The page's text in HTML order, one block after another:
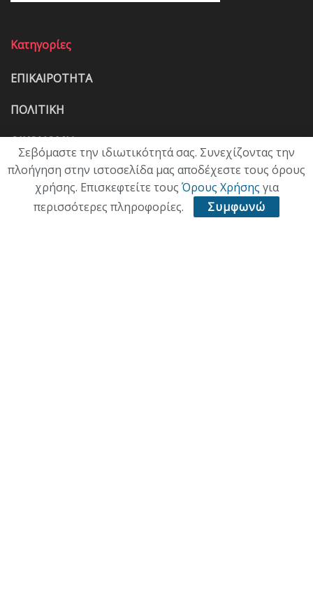
Κατηγορίες
ΕΠΙΚΑΙΡΟΤΗΤΑ
ΠΟΛΙΤΙΚΗ
ΟΙΚΟΝΟΜΙΑ
ΠΟΛΙΤΙΣΜΟΣ
ΥΓΕΙΑ
Σεβόμαστε την ιδιωτικότητά σας. Συνεχίζοντας την
πλοήγηση στην ιστοσελίδα μας αποδέχεστε τους όρους
χρήσης. Επισκεφτείτε τους Όρους Χρήσης για
περισσότερες πληροφορίες.
Συμφωνώ